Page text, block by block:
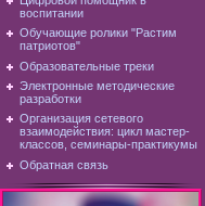
воспитании
Обучающие ролики "Растим
патриотов"
Образовательные треки
Электронные методические
разработки
Организация сетевого
взаимодействия: цикл мастер-
классов, семинары-практикумы
Обратная связь